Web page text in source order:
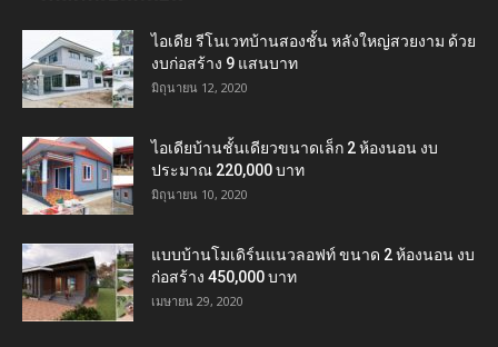
ไอเดีย รีโนเวทบ้านสองชั้น หลังใหญ่สวยงาม ด้วย
งบก่อสร้าง 9 แสนบาท
มิถุนายน 12, 2020
ไอเดียบ้านชั้นเดียวขนาดเล็ก 2 ห้องนอน งบ
ประมาณ 220,000 บาท
มิถุนายน 10, 2020
แบบบ้านโมเดิร์นแนวลอฟท์ ขนาด 2 ห้องนอน งบ
ก่อสร้าง 450,000 บาท
เมษายน 29, 2020